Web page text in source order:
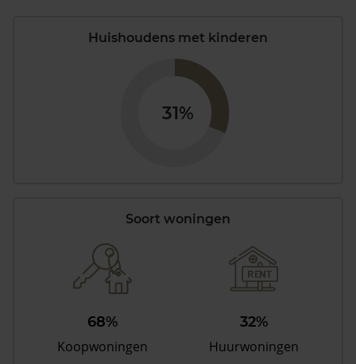
Huishoudens met kinderen
31%
Soort woningen
68%
Koopwoningen
32%
Huurwoningen